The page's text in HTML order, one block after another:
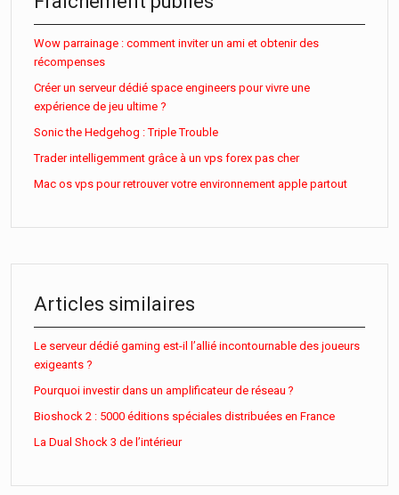
Wow parrainage : comment inviter un ami et obtenir des
récompenses
Créer un serveur dédié space engineers pour vivre une
expérience de jeu ultime ?
Sonic the Hedgehog : Triple Trouble
Trader intelligemment grâce à un vps forex pas cher
Mac os vps pour retrouver votre environnement apple partout
Articles similaires
Le serveur dédié gaming est-il l’allié incontournable des joueurs
exigeants ?
Pourquoi investir dans un amplificateur de réseau ?
Bioshock 2 : 5000 éditions spéciales distribuées en France
La Dual Shock 3 de l’intérieur